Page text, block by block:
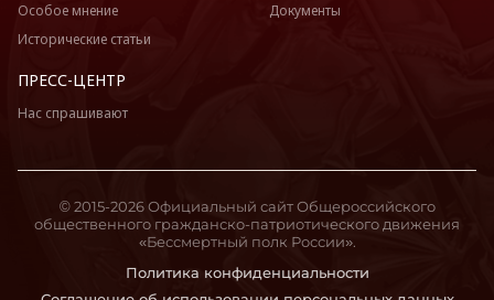
Особое мнение
Исторические статьи
Документы
ПРЕСС-ЦЕНТР
Нас спрашивают
Политика конфиденциальности
© 2015-2026 Официальный сайт Общероссийского
общественного гражданско-патриотического движения
«Бессмертный полк России».